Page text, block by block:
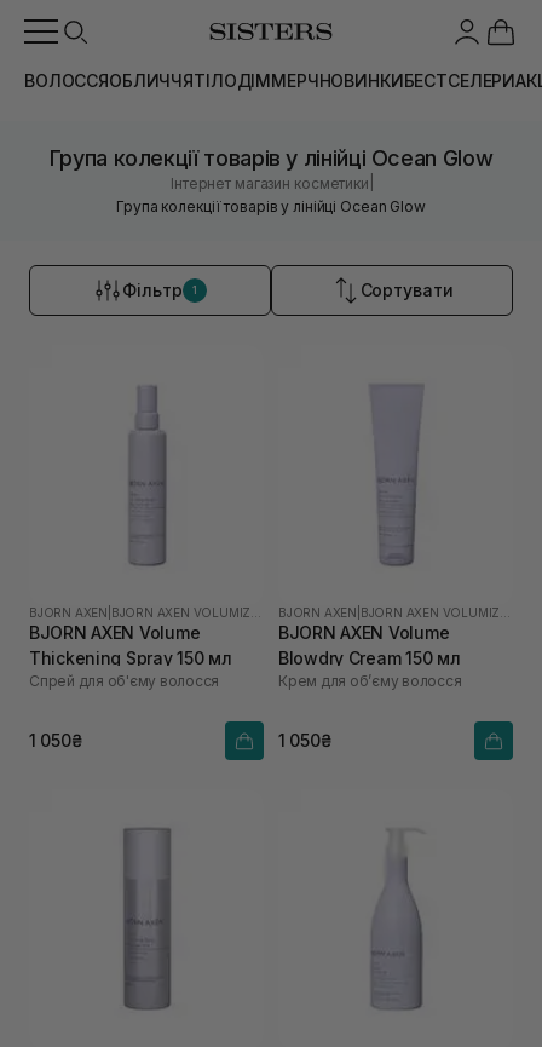
ВОЛОССЯОБЛИЧЧЯТІЛОДІММЕРЧНОВИНКИБЕСТСЕЛЕРИ
Група колекції товарів у лінійці Ocean Glow
Інтернет магазин косметики
Група колекції товарів у лінійці Ocean Glow
Фільтр 1 Сортувати
BJORN AXEN
BJORN AXEN Volume
Thickening Spray 150 мл
Спрей для об'єму волосся
1 050₴
BJORN AXEN
BJORN AXEN Volume
Blowdry Cream 150 мл
Крем для обʼєму волосся
1 050₴